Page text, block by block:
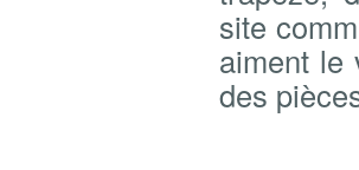
site
aiment le
des